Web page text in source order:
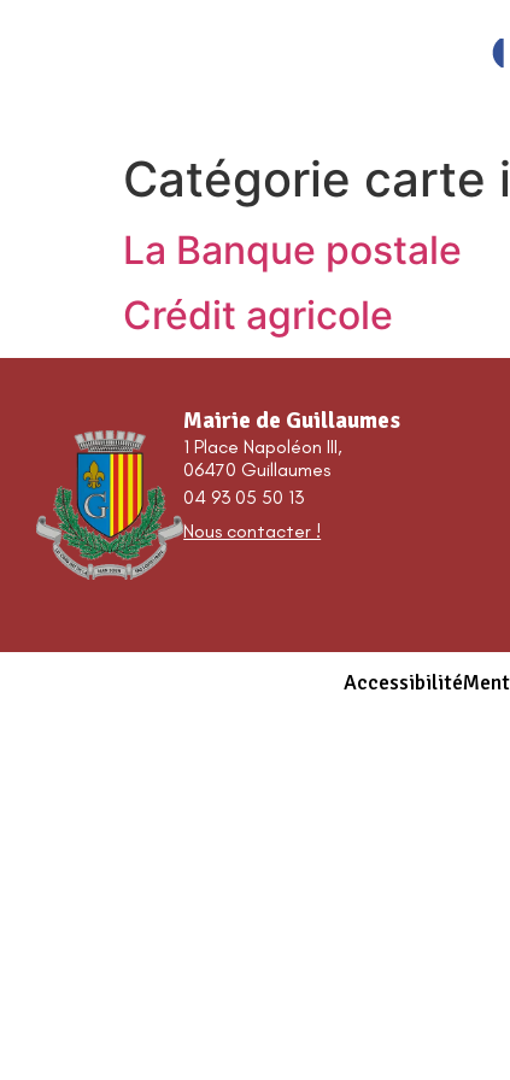
Catégorie carte
La Banque postale
Crédit agricole
Mairie de Guillaumes
1 Place Napoléon III,
06470 Guillaumes
04 93 05 50 13
Nous contacter !
Accessibilité